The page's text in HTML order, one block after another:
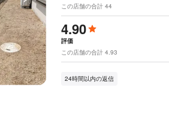
この店舗の合計 44
4.90
評価
この店舗の合計 4.93
24時間以内の返信